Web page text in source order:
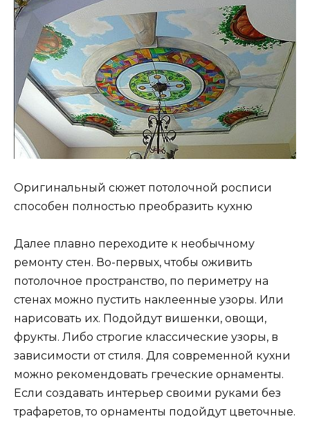
Оригинальный сюжет потолочной росписи
способен полностью преобразить кухню
Далее плавно переходите к необычному
ремонту стен. Во-первых, чтобы оживить
потолочное пространство, по периметру на
стенах можно пустить наклеенные узоры. Или
нарисовать их. Подойдут вишенки, овощи,
фрукты. Либо строгие классические узоры, в
зависимости от стиля. Для современной кухни
можно рекомендовать греческие орнаменты.
Если создавать интерьер своими руками без
трафаретов, то орнаменты подойдут цветочные.